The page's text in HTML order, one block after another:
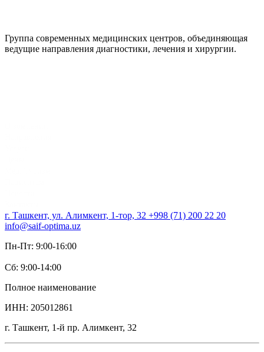
Группа современных медицинских центров, объединяющая
ведущие направления диагностики, лечения и хирургии.
г. Ташкент, ул. Алимкент, 1-тор, 32 +998 (71) 200 22 20
info@saif-optima.uz
Пн-Пт: 9:00-16:00
Сб: 9:00-14:00
Полное наименование
ИНН: 205012861
г. Ташкент, 1-й пр. Алимкент, 32